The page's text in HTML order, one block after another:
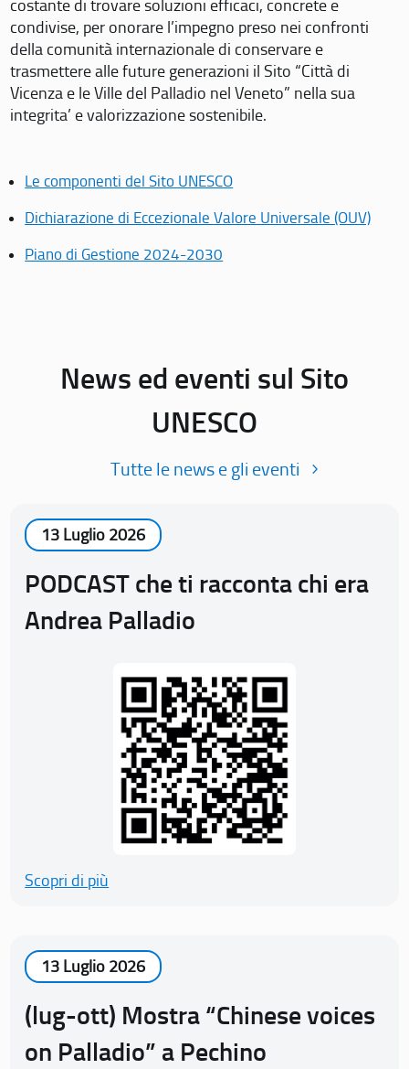
costante di trovare soluzioni efficaci, concrete e
condivise, per onorare l’impegno preso nei confronti
della comunità internazionale di conservare e
trasmettere alle future generazioni il Sito “Città di
Vicenza e le Ville del Palladio nel Veneto” nella sua
integrita’ e valorizzazione sostenibile.
Le componenti del Sito UNESCO
Dichiarazione di Eccezionale Valore Universale (OUV)
Piano di Gestione 2024-2030
News ed eventi sul Sito
UNESCO
Tutte le news e gli eventi
13 Luglio 2026
PODCAST che ti racconta chi era
Andrea Palladio
Scopri di più
13 Luglio 2026
(lug-ott) Mostra “Chinese voices
on Palladio” a Pechino